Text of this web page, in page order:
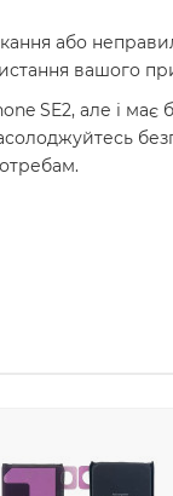
або
вашого
SE2, але і